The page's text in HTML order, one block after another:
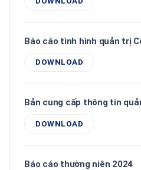
Báo cáo tình hình quản trị
DOWNLOAD
Bản cung cấp thông tin
DOWNLOAD
Báo cáo thường niên 2024